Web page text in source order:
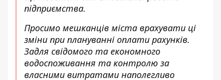
підприємства.
Просимо мешканців міста врахувати ці
зміни при плануванні оплати рахунків.
Задля свідомого та економного
водоспоживання та контролю за
власними витратами наполегливо